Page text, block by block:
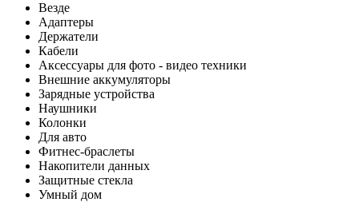
Везде
Адаптеры
Держатели
Кабели
Аксессуары для фото - видео техники
Внешние аккумуляторы
Зарядные устройства
Наушники
Колонки
Для авто
Фитнес-браслеты
Накопители данных
Защитные стекла
Умный дом